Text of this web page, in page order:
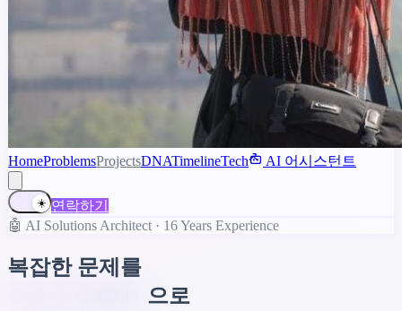
HomeProblemsProjectsDNATimelineTech AI 어시스턴트
☀️ 연락하기
🤖 AI Solutions Architect · 16 Years Experience
복잡한 문제를
으로